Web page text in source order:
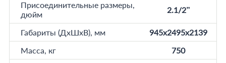
Присоединительные размеры,
дюйм
2.1/2”
Габариты (ДхШхВ), мм
945х2495х2139
Масса, кг
750